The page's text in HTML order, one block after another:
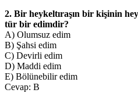
2. Bir heykeltıraşın bir kişinin
tür bir edimdir?
A) Olumsuz edim
B) Şahsi edim
C) Devirli edim
D) Maddi edim
E) Bölünebilir edim
Cevap: B